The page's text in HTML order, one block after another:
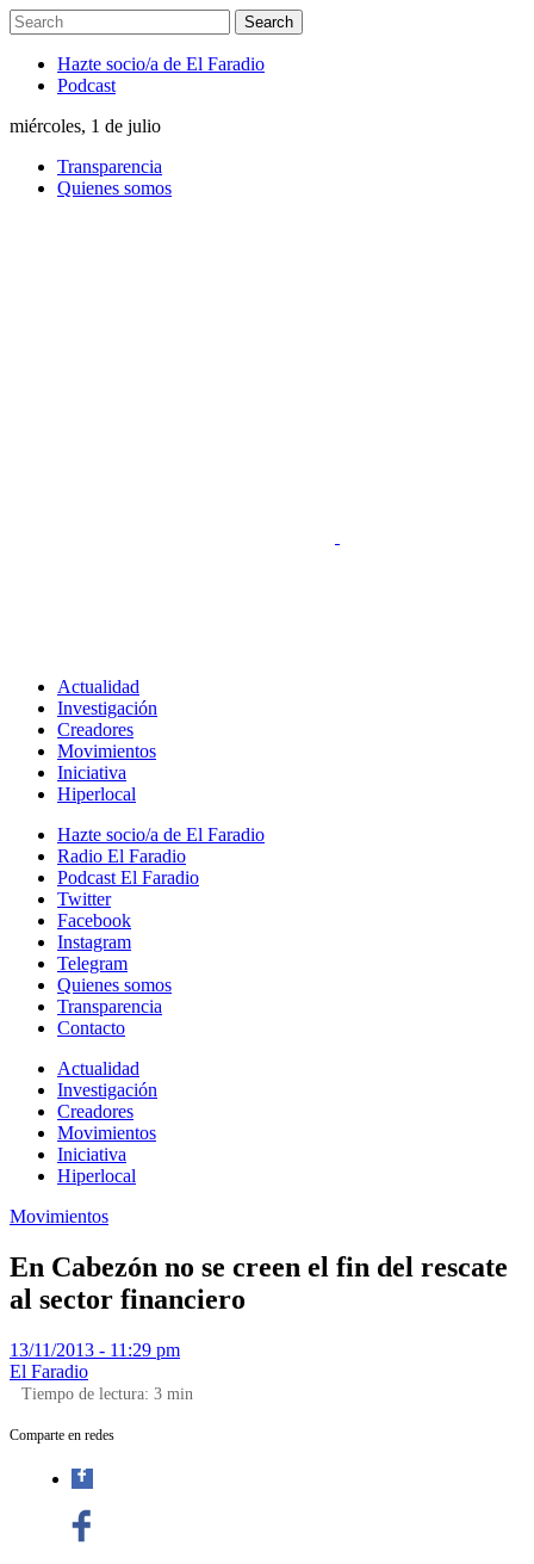
Hazte socio/a de El Faradio
Podcast
miércoles, 1 de julio
Transparencia
Quienes somos
Actualidad
Investigación
Creadores
Movimientos
Iniciativa
Hiperlocal
Hazte socio/a de El Faradio
Radio El Faradio
Podcast El Faradio
Twitter
Facebook
Instagram
Telegram
Quienes somos
Transparencia
Contacto
Actualidad
Investigación
Creadores
Movimientos
Iniciativa
Hiperlocal
Movimientos
En Cabezón no se creen el fin del rescate
al sector financiero
13/11/2013 - 11:29 pm
El Faradio
Tiempo de lectura: 3 min
Comparte en redes